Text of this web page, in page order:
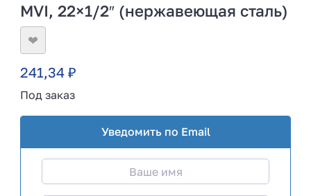
MVI, 22×1/2″ (нержавеющая сталь)
❤
241,34 ₽
Под заказ
Уведомить по Email